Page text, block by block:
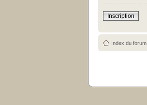
Inscription
Index du forum